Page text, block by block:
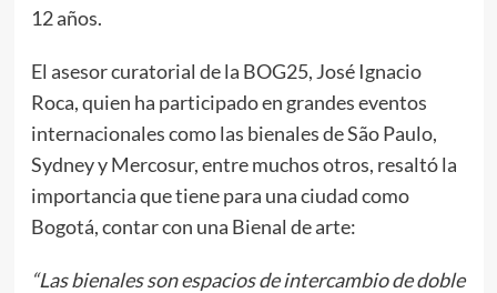
12 años.
El asesor curatorial de la BOG25, José Ignacio
Roca, quien ha participado en grandes eventos
internacionales como las bienales de São Paulo,
Sydney y Mercosur, entre muchos otros, resaltó la
importancia que tiene para una ciudad como
Bogotá, contar con una Bienal de arte:
​“Las bienales son espacios de intercambio de doble